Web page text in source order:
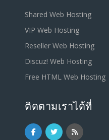
Shared Web Hosting
VIP Web Hosting
Reseller Web Hosting
Discuz! Web Hosting
Free HTML Web Hosting
ติดตามเราได้ที่